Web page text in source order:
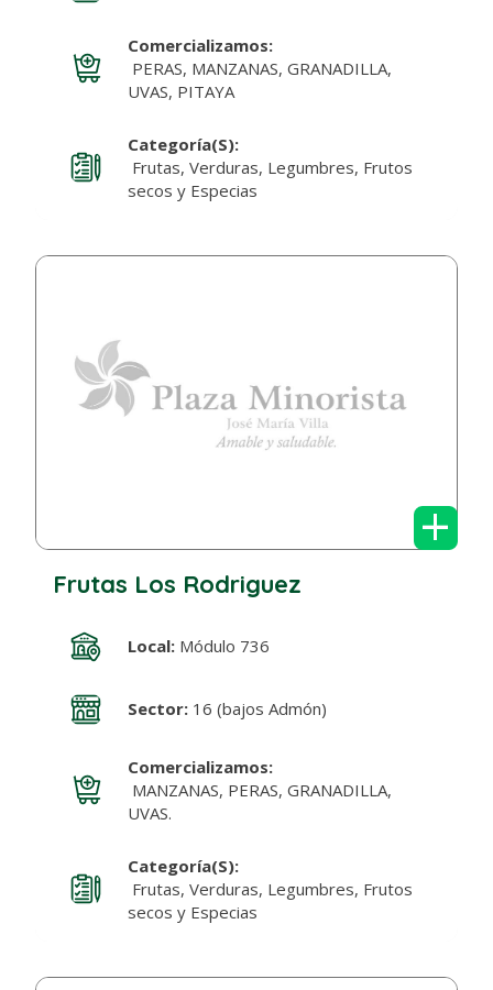
Comercializamos:
PERAS, MANZANAS, GRANADILLA,
UVAS, PITAYA
Categoría(s):
Frutas, Verduras, Legumbres, Frutos
secos y Especias
+
Frutas Los Rodriguez
Local:Módulo 736
Sector:16 (bajos Admón)
Comercializamos:
MANZANAS, PERAS, GRANADILLA,
UVAS.
Categoría(s):
Frutas, Verduras, Legumbres, Frutos
secos y Especias